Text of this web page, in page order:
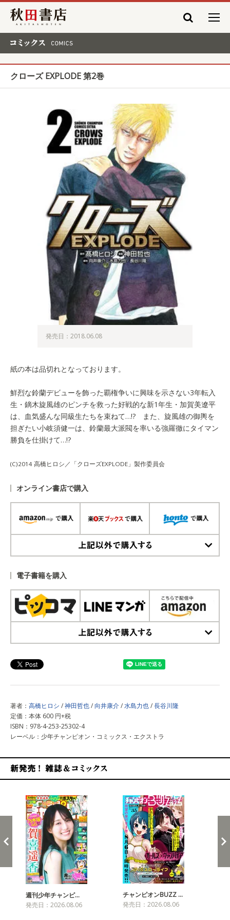
秋田書店
クローズ EXPLODE 第2巻
発売日：2018.06.08
紙の本は品切れとなっております。
鮮烈な鈴蘭デビューを飾った覇権争いに興味を示さない3年転入
生・鏑木旋風雄のピンチを救った好戦的な新1年生・加賀美遼平
は、血気盛んな同級生たちを束ねて…!? また、旋風雄の御輿を
担ぎたい小岐須健一は、鈴蘭最大派閥を率いる強羅徹にタイマン
勝負を仕掛けて…!?
(C)2014 高橋ヒロシ／「クローズEXPLODE」製作委員会
オンライン書店で購入
電子書籍を購入
著者： 高橋ヒロシ /神田哲也/向井康介/水島力也/長谷川隆
定価：本体 600 円+税
ISBN：978-4-253-25302-4
レーベル：少年チャンピオン・コミックス・エクストラ
週刊少年チャンピ…
発売日：2026.08.06
チャンピオンBUZZ …
発売日：2026.08.06